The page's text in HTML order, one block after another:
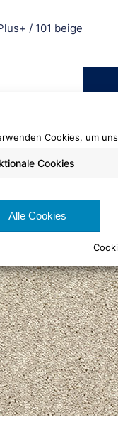
Cookies, um
Cookies
Alle Cookies
/ 101 beige